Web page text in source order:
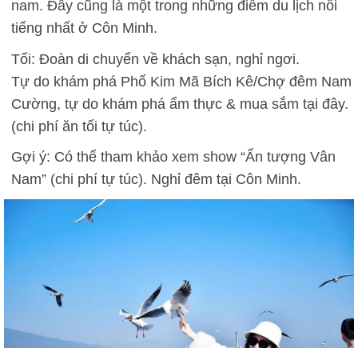
nam. Đây cũng là một trong những điểm du lịch nổi
tiếng nhất ở Côn Minh.
Tối: Đoàn di chuyển về khách sạn, nghỉ ngơi.
Tự do khám phá Phố Kim Mã Bích Kê/Chợ đêm Nam
Cường, tự do khám phá ẩm thực & mua sắm tại đây.
(chi phí ăn tối tự túc).
Gợi ý: Có thể tham khảo xem show “Ấn tượng Vân
Nam” (chi phí tự túc). Nghỉ đêm tại Côn Minh.